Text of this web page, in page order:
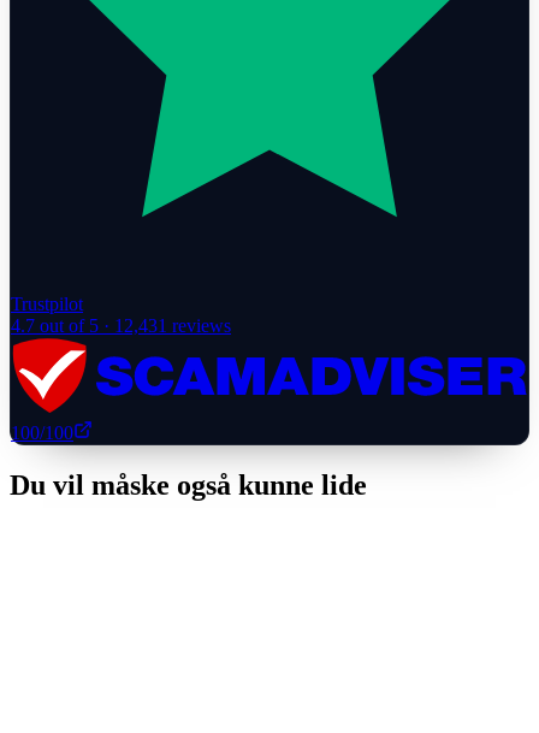
Trustpilot
4.7 out of 5 · 12,431 reviews
100/100
Du vil måske også kunne lide